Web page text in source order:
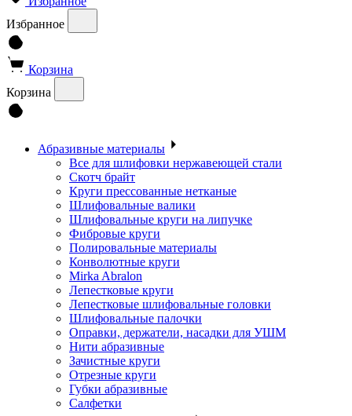
Избранное
Корзина
Корзина
Абразивные материалы
Все для шлифовки нержавеющей стали
Скотч брайт
Круги прессованные нетканые
Шлифовальные валики
Шлифовальные круги на липучке
Фибровые круги
Полировальные материалы
Конволютные круги
Mirka Abralon
Лепестковые круги
Лепестковые шлифовальные головки
Шлифовальные палочки
Оправки, держатели, насадки для УШМ
Нити абразивные
Зачистные круги
Отрезные круги
Губки абразивные
Салфетки